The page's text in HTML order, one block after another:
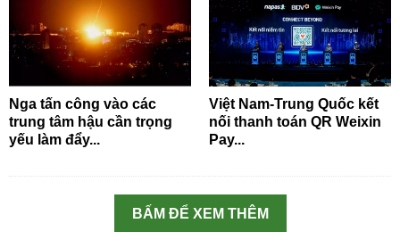
Nga tấn công vào các
trung tâm hậu cần trọng
yếu làm đẩy...
Việt Nam-Trung Quốc kết
nối thanh toán QR Weixin
Pay...
BẤM ĐỂ XEM THÊM